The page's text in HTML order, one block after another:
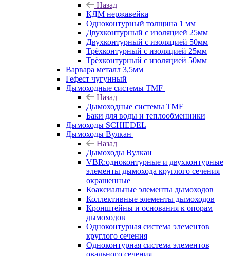
Назад
КДМ нержавейка
Одноконтурный толщина 1 мм
Двухконтурный с изоляцией 25мм
Двухконтурный с изоляцией 50мм
Трёхконтурный с изоляцией 25мм
Трёхконтурный с изоляцией 50мм
Варвара металл 3,5мм
Гефест чугунный
Дымоходные системы TMF
Назад
Дымоходные системы TMF
Баки для воды и теплообменники
Дымоходы SCHIEDEL
Дымоходы Вулкан
Назад
Дымоходы Вулкан
VBR:одноконтурные и двухконтурные
элементы дымохода круглого сечения
окрашенные
Коаксиальные элементы дымоходов
Коллективные элементы дымоходов
Кронштейны и основания к опорам
дымоходов
Одноконтурная система элементов
круглого сечения
Одноконтурная система элементов
овального сечения